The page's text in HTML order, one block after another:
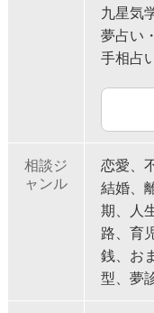
九星
夢占
手相
相談ジ
ャンル
恋愛、
結婚、
期、人
路、育
銭、お
型、夢